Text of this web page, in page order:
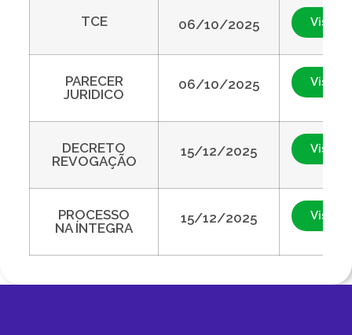
TCE 06/10/2025
PARECER
JURIDICO
06/10/2025
DECRETO
REVOGAÇÃO
15/12/2025
PROCESSO
NA ÍNTEGRA
15/12/2025